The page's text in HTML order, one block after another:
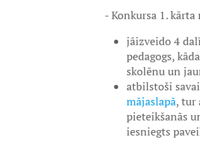
- Konkursa 1.
jāizveido 4
pedagogs,
skolēnu un
atbilstoši
mājaslapā, tur
pieteikšanās
iesniegts